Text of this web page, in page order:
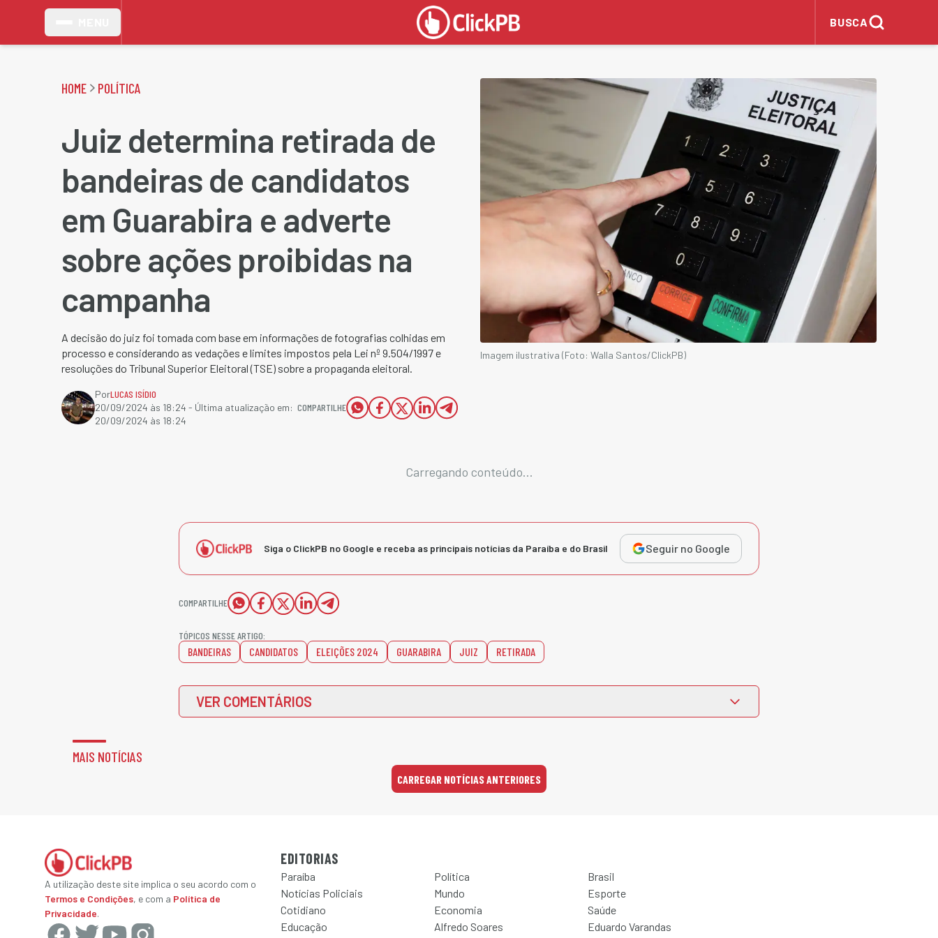
BUSCA
HOME POLÍTICA
Juiz determina retirada de
bandeiras de candidatos
em Guarabira e adverte
sobre ações proibidas na
campanha
A decisão do juiz foi tomada com base em informações de fotografias colhidas em
processo e considerando as vedações e limites impostos pela Lei nº 9.504/1997 e
resoluções do Tribunal Superior Eleitoral (TSE) sobre a propaganda eleitoral.
PorLUCAS ISÍDIO
20/09/2024 às 18:24 - Última atualização em:
20/09/2024 às 18:24
COMPARTILHE
Imagem ilustrativa (Foto: Walla Santos/ClickPB)
Carregando conteúdo...
Siga o ClickPB no Google e receba as principais notícias da Paraíba e do Brasil Seguir no Google
COMPARTILHE
TÓPICOS NESSE ARTIGO:
BANDEIRAS CANDIDATOS ELEIÇÕES 2024 GUARABIRA JUIZ RETIRADA
VER COMENTÁRIOS
MAIS NOTÍCIAS
CARREGAR NOTÍCIAS ANTERIORES
A utilização deste site implica o seu acordo com o
Termos e Condições, e com a Política de
Privacidade.
EDITORIAS
Paraíba Política
Brasil
Notícias Policiais
Mundo
Esporte
Cotidiano
Economia
Saúde
Educação
Alfredo Soares
Eduardo Varandas